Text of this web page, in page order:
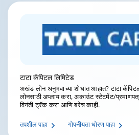
टाटा कॅपिटल लिमिटेड
अखंड लोन अनुभवाच्या शोधात आहात? टाटा
लोनसाठी अप्लाय करा, अकाउंट स्टेटमेंट/
विनंती ट्रॅक करा आणि बरेच काही.
तपशील पाहा गोपनीयता धोरण पाहा